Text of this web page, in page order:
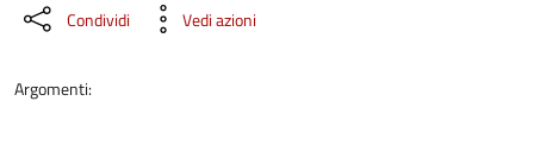
Condividi Vedi azioni
Argomenti: